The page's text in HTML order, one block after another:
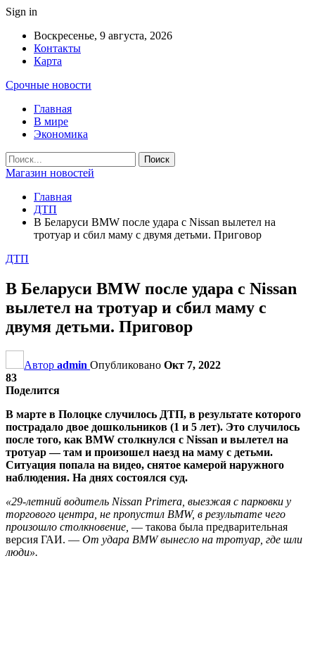
Sign in
Воскресенье, 9 августа, 2026
Контакты
Карта
Срочные новости
Главная
В мире
Экономика
Магазин новостей
Главная
ДТП
В Беларуси BMW после удара с Nissan вылетел на
тротуар и сбил маму с двумя детьми. Приговор
ДТП
В Беларуси BMW после удара с Nissan
вылетел на тротуар и сбил маму с
двумя детьми. Приговор
Автор admin Опубликовано Окт 7, 2022
83
Поделится
В марте в Полоцке случилось ДТП, в результате которого
пострадало двое дошкольников (1 и 5 лет). Это случилось
после того, как BMW столкнулся с Nissan и вылетел на
тротуар — там и произошел наезд на маму с детьми.
Ситуация попала на видео, снятое камерой наружного
наблюдения. На днях состоялся суд.
«29-летний водитель Nissan Primera, выезжая с парковки у
торгового центра, не пропустил ВМW, в результате чего
произошло столкновение, — такова была предварительная
версия ГАИ. — От удара BMW вынесло на тротуар, где шли
люди».